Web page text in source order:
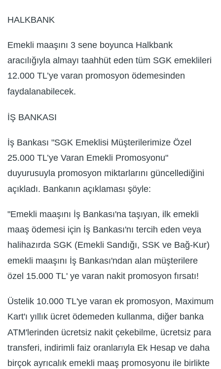
HALKBANK
Emekli maaşını 3 sene boyunca Halkbank
aracılığıyla almayı taahhüt eden tüm SGK emeklileri
12.000 TL’ye varan promosyon ödemesinden
faydalanabilecek.
İŞ BANKASI
İş Bankası "SGK Emeklisi Müşterilerimize Özel
25.000 TL’ye Varan Emekli Promosyonu"
duyurusuyla promosyon miktarlarını güncellediğini
açıkladı. Bankanın açıklaması şöyle:
"Emekli maaşını İş Bankası'na taşıyan, ilk emekli
maaş ödemesi için İş Bankası'nı tercih eden veya
halihazırda SGK (Emekli Sandığı, SSK ve Bağ-Kur)
emekli maaşını İş Bankası'ndan alan müşterilere
özel 15.000 TL' ye varan nakit promosyon fırsatı!
Üstelik 10.000 TL'ye varan ek promosyon, Maximum
Kart'ı yıllık ücret ödemeden kullanma, diğer banka
ATM'lerinden ücretsiz nakit çekebilme, ücretsiz para
transferi, indirimli faiz oranlarıyla Ek Hesap ve daha
birçok ayrıcalık emekli maaş promosyonu ile birlikte